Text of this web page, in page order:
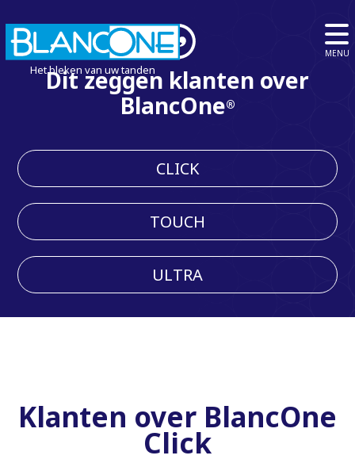
Het bleken van uw tanden
MENU
Dit zeggen klanten over
BlancOne®
CLICK
TOUCH
ULTRA
Klanten over BlancOne
Click